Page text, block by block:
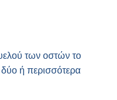
των οστών το
ή περισσότερα